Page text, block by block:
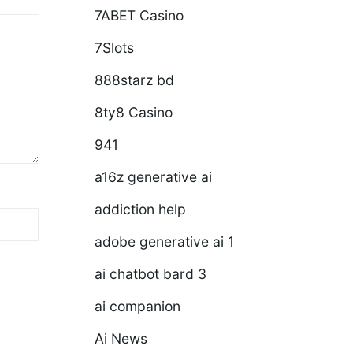
7ABET Casino
7Slots
888starz bd
8ty8 Casino
941
a16z generative ai
addiction help
adobe generative ai 1
ai chatbot bard 3
ai companion
Ai News